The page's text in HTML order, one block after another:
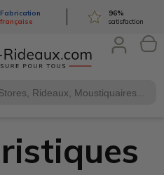
Fabrication
française
96%
satisfaction